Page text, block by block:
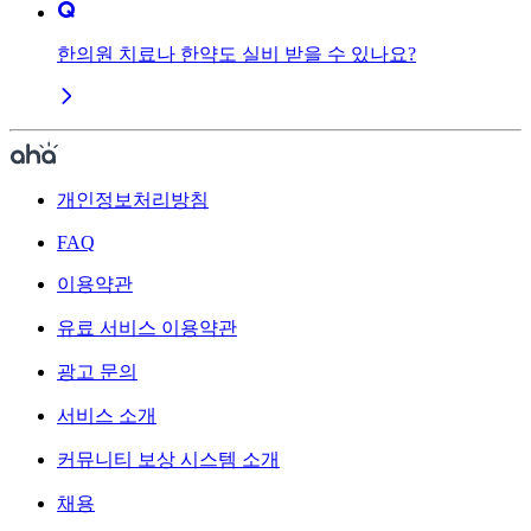
한의원 치료나 한약도 실비 받을 수 있나요?
개인정보처리방침
FAQ
이용약관
유료 서비스 이용약관
광고 문의
서비스 소개
커뮤니티 보상 시스템 소개
채용